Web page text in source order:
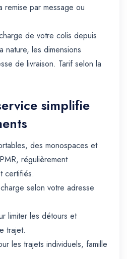
remise par message ou
de votre colis depuis
nature, les dimensions
de livraison. Tarif selon la
simplifie
des monospaces et
régulièrement
certifiés.
selon votre adresse
limiter les détours et
trajet.
les trajets individuels, famille